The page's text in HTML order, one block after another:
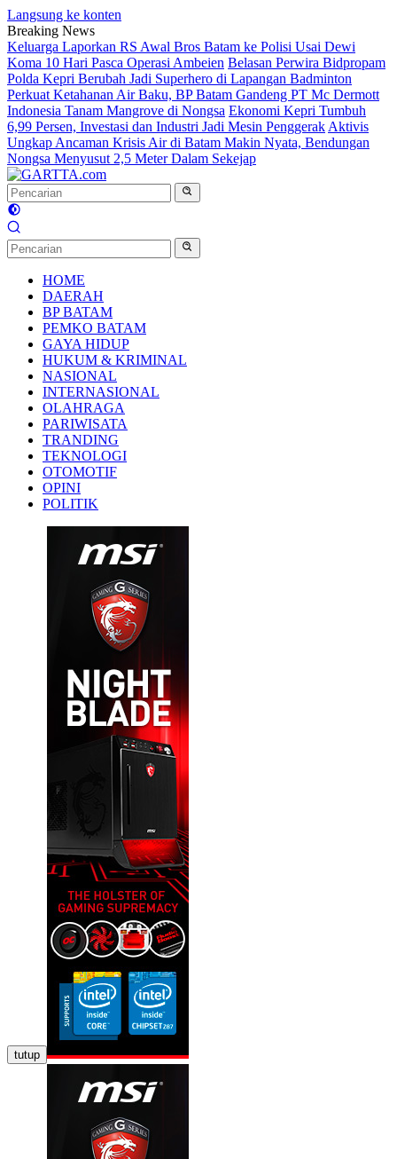
Langsung ke konten
Breaking News
Keluarga Laporkan RS Awal Bros Batam ke Polisi Usai Dewi
Koma 10 Hari Pasca Operasi Ambeien Belasan Perwira Bidpropam
Polda Kepri Berubah Jadi Superhero di Lapangan Badminton
Perkuat Ketahanan Air Baku, BP Batam Gandeng PT Mc Dermott
Indonesia Tanam Mangrove di Nongsa Ekonomi Kepri Tumbuh
6,99 Persen, Investasi dan Industri Jadi Mesin Penggerak Aktivis
Ungkap Ancaman Krisis Air di Batam Makin Nyata, Bendungan
Nongsa Menyusut 2,5 Meter Dalam Sekejap
HOME
DAERAH
BP BATAM
PEMKO BATAM
GAYA HIDUP
HUKUM & KRIMINAL
NASIONAL
INTERNASIONAL
OLAHRAGA
PARIWISATA
TRANDING
TEKNOLOGI
OTOMOTIF
OPINI
POLITIK
tutup